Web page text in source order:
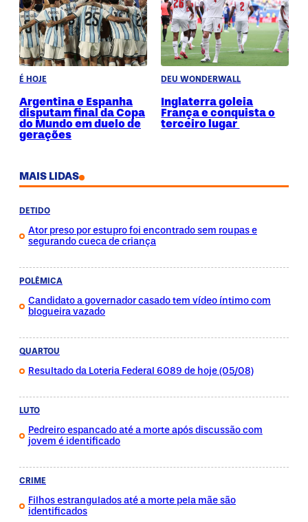
É HOJE
Argentina e Espanha
disputam final da Copa
do Mundo em duelo de
gerações
DEU WONDERWALL
Inglaterra goleia
França e conquista o
terceiro lugar
MAIS LIDAS
DETIDO
Ator preso por estupro foi encontrado sem roupas e
segurando cueca de criança
POLÊMICA
Candidato a governador casado tem vídeo íntimo com
blogueira vazado
QUARTOU
Resultado da Loteria Federal 6089 de hoje (05/08)
LUTO
Pedreiro espancado até a morte após discussão com
jovem é identificado
CRIME
Filhos estrangulados até a morte pela mãe são
identificados